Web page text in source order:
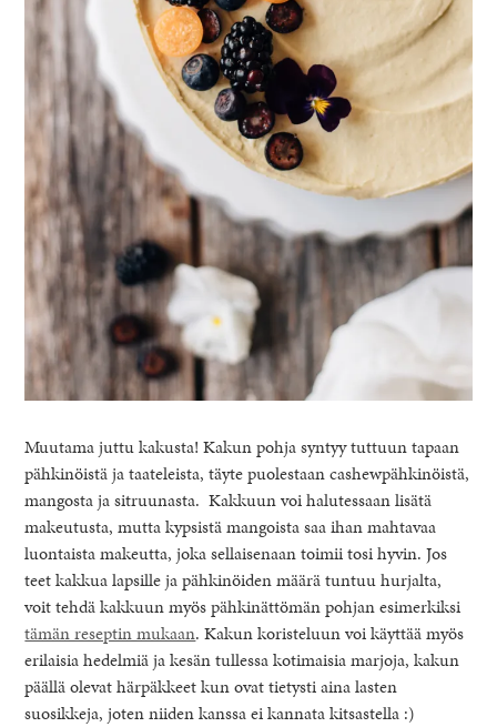
Muutama juttu kakusta! Kakun pohja syntyy tuttuun tapaan
pähkinöistä ja taateleista, täyte puolestaan cashewpähkinöistä,
mangosta ja sitruunasta. Kakkuun voi halutessaan lisätä
makeutusta, mutta kypsistä mangoista saa ihan mahtavaa
luontaista makeutta, joka sellaisenaan toimii tosi hyvin. Jos
teet kakkua lapsille ja pähkinöiden määrä tuntuu hurjalta,
voit tehdä kakkuun myös pähkinättömän pohjan esimerkiksi
tämän reseptin mukaan. Kakun koristeluun voi käyttää myös
erilaisia hedelmiä ja kesän tullessa kotimaisia marjoja, kakun
päällä olevat härpäkkeet kun ovat tietysti aina lasten
suosikkeja, joten niiden kanssa ei kannata kitsastella :)